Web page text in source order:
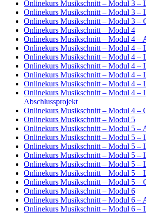
Onlinekurs Musikschnitt – Modul 3 –
Onlinekurs Musikschnitt – Modul 3 –
Onlinekurs Musikschnitt – Modul 3 –
Onlinekurs Musikschnitt – Modul 4
Onlinekurs Musikschnitt – Modul 4 –
Onlinekurs Musikschnitt – Modul 4 –
Onlinekurs Musikschnitt – Modul 4 –
Onlinekurs Musikschnitt – Modul 4 –
Onlinekurs Musikschnitt – Modul 4 –
Onlinekurs Musikschnitt – Modul 4 –
Onlinekurs Musikschnitt – Modul 4 –
Abschlussprojekt
Onlinekurs Musikschnitt – Modul 4 –
Onlinekurs Musikschnitt – Modul 5
Onlinekurs Musikschnitt – Modul 5 –
Onlinekurs Musikschnitt – Modul 5 –
Onlinekurs Musikschnitt – Modul 5 –
Onlinekurs Musikschnitt – Modul 5 –
Onlinekurs Musikschnitt – Modul 5 –
Onlinekurs Musikschnitt – Modul 5 –
Onlinekurs Musikschnitt – Modul 5 –
Onlinekurs Musikschnitt – Modul 6
Onlinekurs Musikschnitt – Modul 6 –
Onlinekurs Musikschnitt – Modul 6 –